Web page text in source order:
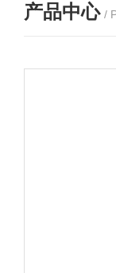
产品中心 /